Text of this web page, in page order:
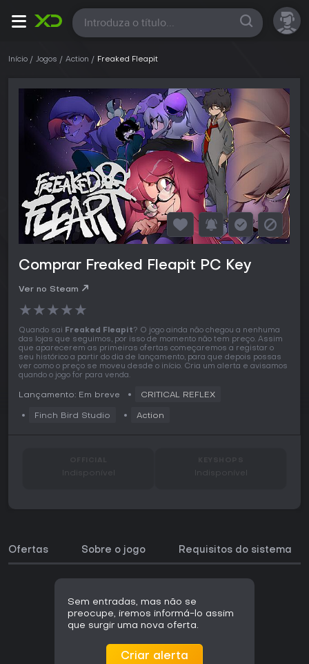
Todas
Início Jogos Action Freaked Fleapit
Comprar Freaked Fleapit PC Key
Ver no Steam
★★★★★
Quando sai Freaked Fleapit? O jogo ainda não chegou a nenhuma
das lojas que seguimos, por isso de momento não tem preço. Assim
que aparecerem as primeiras ofertas começaremos a registar o
seu histórico a partir do dia de lançamento, para que depois possas
ver como o preço se moveu desde o início. Cria um alerta e avisamos
quando o jogo for para venda.
Lançamento: Em breve CRITICAL REFLEX
Finch Bird Studio Action
Indisponível Indisponível
Ofertas Sobre o jogo Requisitos do sistema
Sem entradas, mas não se
preocupe, iremos informá-lo assim
que surgir uma nova oferta.
Criar alerta